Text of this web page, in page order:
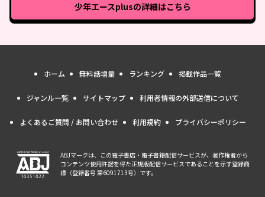
少年エースplusの詳細はこちら
ホーム 無料話増量 ランキング 掲載作品一覧
ジャンル一覧 サイトマップ 利用者情報の外部送信について
よくあるご質問 / お問い合わせ 利用規約 プライバシーポリシー
ABJマークは、この電子書店・電子書籍配信サービスが、著作権者から
コンテンツ使用許諾を得た正規版配信サービスであることを示す登録商
標（登録番号 第6091713号）です。